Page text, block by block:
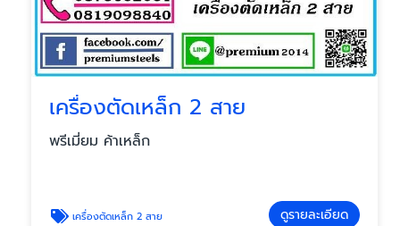
เครื่องตัดเหล็ก 2 สาย
พรีเมี่ยม ค้าเหล็ก
เครื่องตัดเหล็ก 2 สาย ดูรายละเอียด